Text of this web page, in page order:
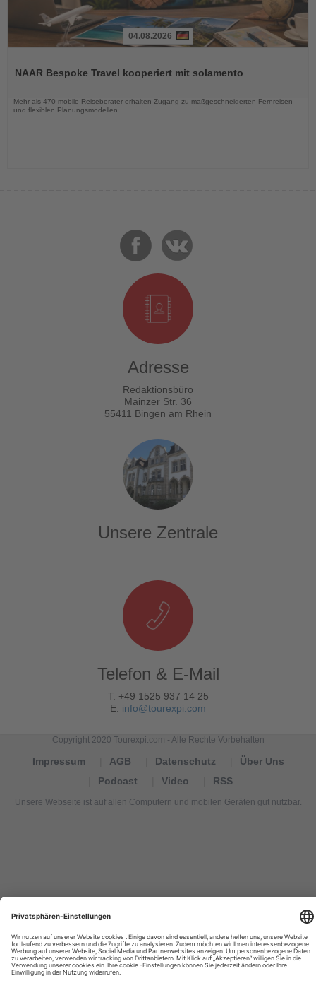
die
04.08.2026
NAAR Bespoke Travel kooperiert mit solamento
Mehr als 470 mobile Reiseberater erhalten Zugang zu maßgeschneiderten Fernreisen
und flexiblen Planungsmodellen
Adresse
Redaktionsbüro
Mainzer Str. 36
55411 Bingen am Rhein
Unsere Zentrale
Telefon & E-Mail
T. +49 1525 937 14 25
E. info@tourexpi.com
Copyright 2020 Tourexpi.com - Alle Rechte Vorbehalten
Impressum AGB Datenschutz
Über Uns
Podcast
Video RSS
Unsere Webseite ist auf allen Computern und mobilen Geräten gut nutzbar.
de
Tourismus
Nachrichten,
новости